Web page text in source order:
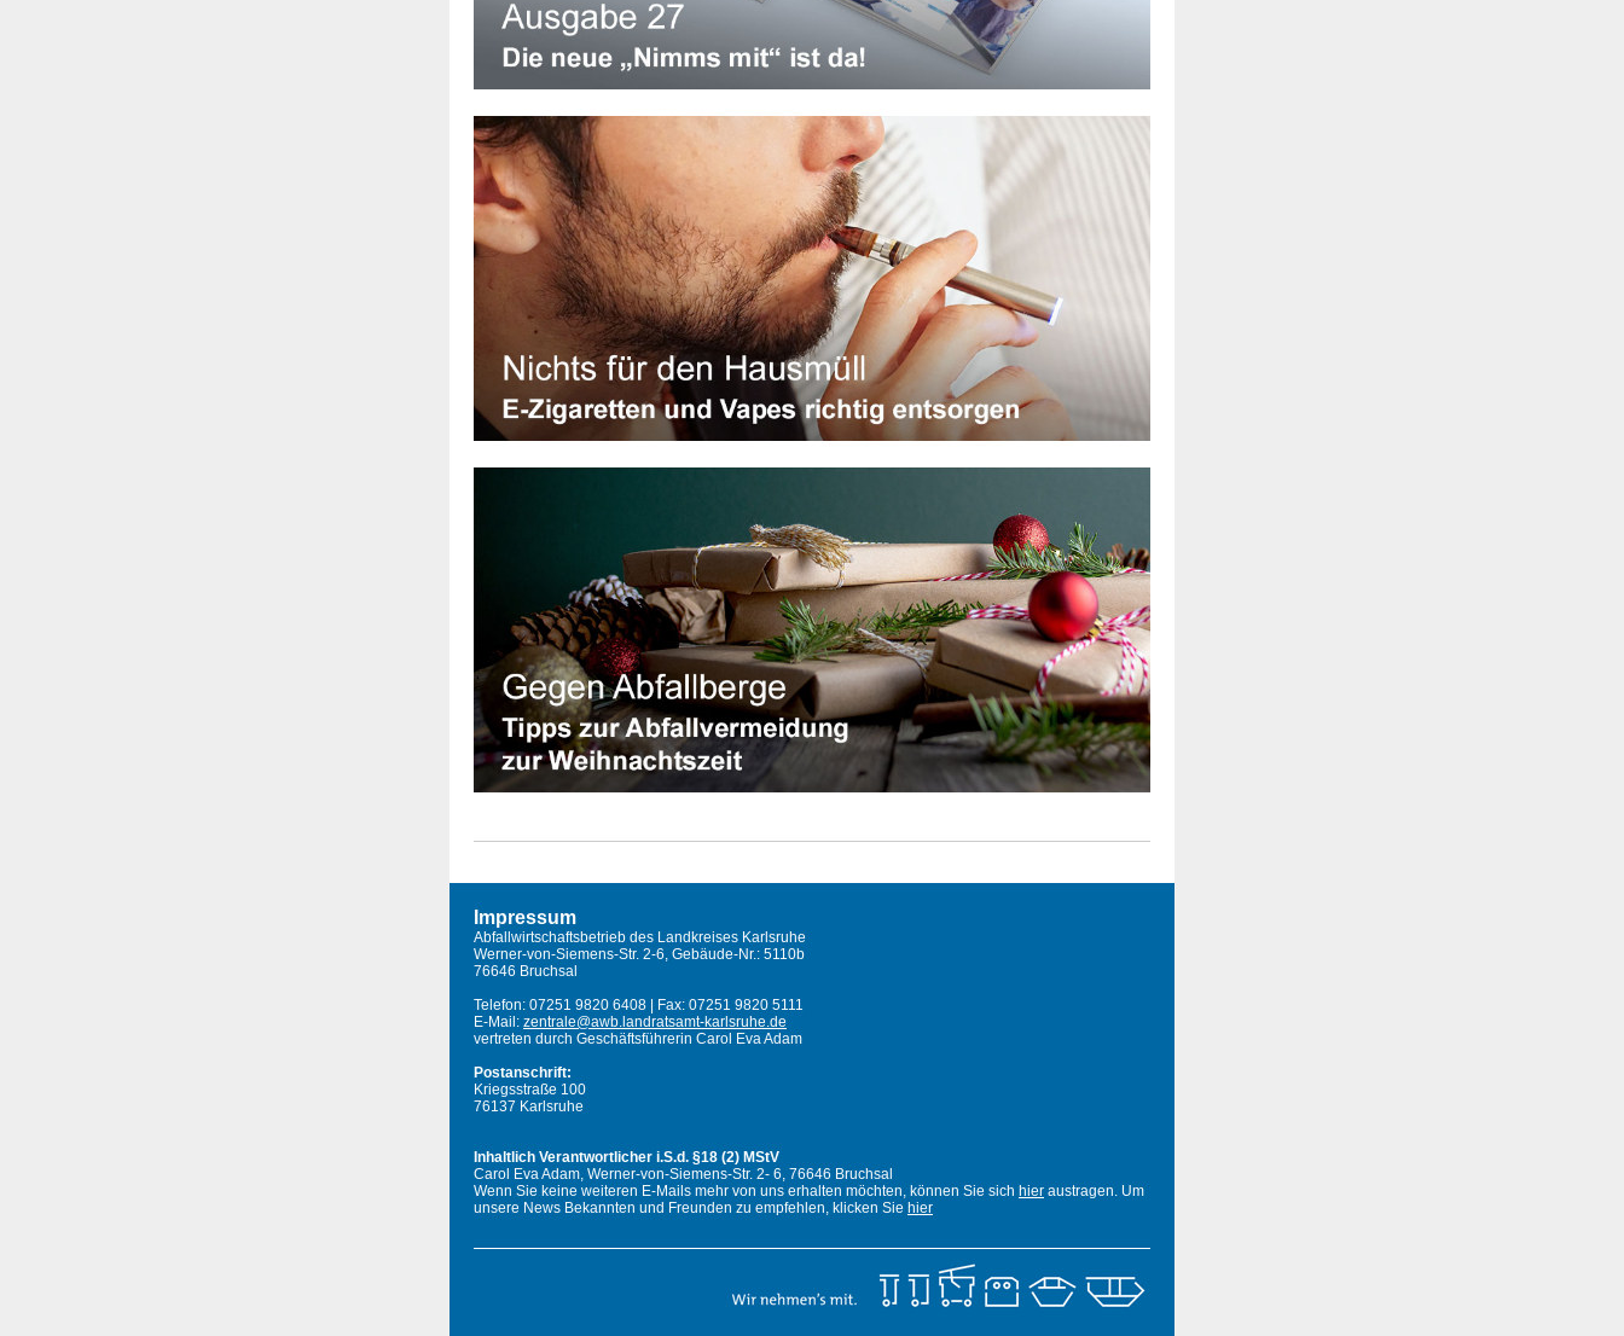
Impressum
Abfallwirtschaftsbetrieb des Landkreises Karlsruhe
Werner-von-Siemens-Str. 2-6, Gebäude-Nr.: 5110b
76646 Bruchsal
Telefon: 07251 9820 6408 | Fax: 07251 9820 5111
E-Mail: zentrale@awb.landratsamt-karlsruhe.de
vertreten durch Geschäftsführerin Carol Eva Adam
Postanschrift:
Kriegsstraße 100
76137 Karlsruhe
Inhaltlich Verantwortlicher i.S.d. §18 (2) MStV
Carol Eva Adam, Werner-von-Siemens-Str. 2- 6, 76646 Bruchsal
Wenn Sie keine weiteren E-Mails mehr von uns erhalten möchten, können Sie sich hier austragen. Um
unsere News Bekannten und Freunden zu empfehlen, klicken Sie hier